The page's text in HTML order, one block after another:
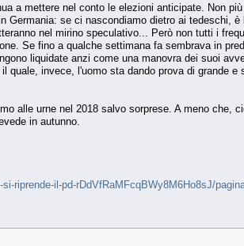
a mettere nel conto le elezioni anticipate. Non
se ci nascondiamo dietro ai tedeschi, è
nel mirino speculativo... Però non tutti i
Se fino a qualche settimana fa sembrava in
liquidate anzi come una manovra dei suoi
invece, l'uomo sta dando prova di grande e
alle urne nel 2018 salvo sorprese. A meno che,
in autunno.
riprende-il-pd-rDdVfRaMFcqBWy8M6Ho8sJ/